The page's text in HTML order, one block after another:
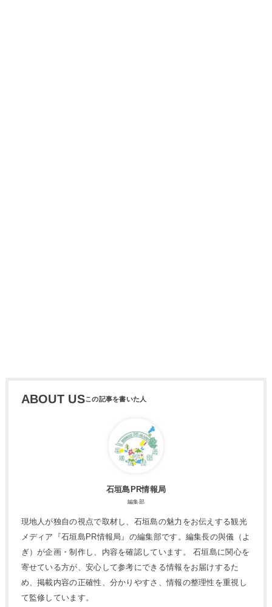
ABOUT US
石垣島PR情報局
編集部
現地人が独自の視点で取材し、石垣島の魅力をお伝えする観光
メディア『石垣島PR情報局』の編集部です。編集長の與儀（よ
ぎ）が企画・制作し、内容を確認しています。 石垣島に関心を
寄せている方が、安心して参考にできる情報をお届けするた
め、掲載内容の正確性、分かりやすさ、情報の整理性を重視し
て監修しています。